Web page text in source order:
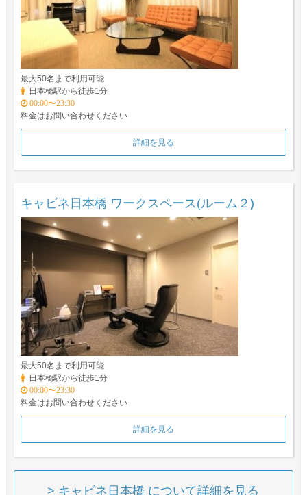
最大50名まで利用可能
日本橋駅から徒歩1分
00:00〜23:30
料金はお問い合わせください
詳細を見る
キャビネ日本橋 ワークスペース(ルーム２)
最大50名まで利用可能
日本橋駅から徒歩1分
00:00〜23:30
料金はお問い合わせください
詳細を見る
> キャビネ日本橋 について詳細を見る